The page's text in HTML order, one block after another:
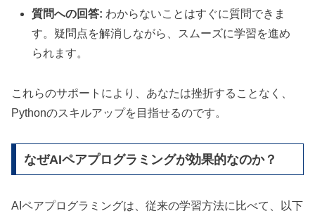
質問への回答: わからないことはすぐに質問できま
す。疑問点を解消しながら、スムーズに学習を進め
られます。
これらのサポートにより、あなたは挫折することなく、
Pythonのスキルアップを目指せるのです。
なぜAIペアプログラミングが効果的なのか？
AIペアプログラミングは、従来の学習方法に比べて、以下